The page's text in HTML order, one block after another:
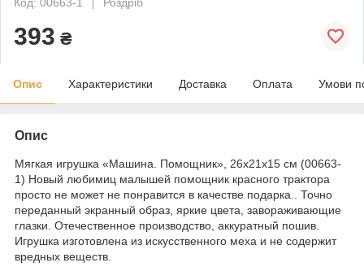
393 ₴
Опис Характеристики Доставка Оплата Умови
Опис
Мягкая игрушка «Машина. Помощник», 26х21х15 см (00663-
1) Новый любимиц малышей помощник красного трактора
просто не может не понравится в качестве подарка.. Точно
переданный экранный образ, яркие цвета, завораживающие
глазки. Отечественное производство, аккуратный пошив.
Игрушка изготовлена из искусственного меха и не содержит
вредных веществ.